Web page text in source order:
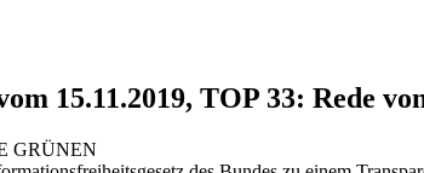
15.11.2019, TOP 33: Rede
GRÜNEN